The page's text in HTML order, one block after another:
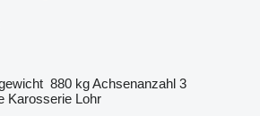
880 kgAchsenanzahl 3
Karosserie Lohr